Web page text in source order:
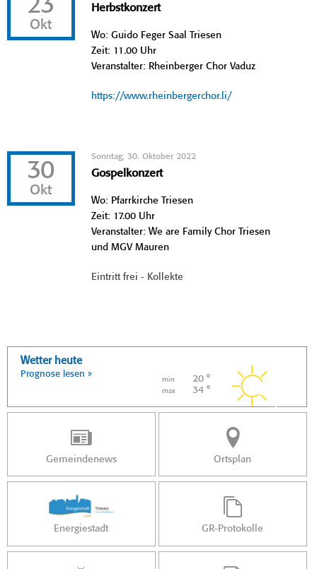
23
Okt
Herbstkonzert
Wo: Guido Feger Saal Triesen
Zeit: 11.00 Uhr
Veranstalter: Rheinberger Chor Vaduz
https://www.rheinbergerchor.li/
30
Okt
Sonntag, 30. Oktober 2022
Gospelkonzert
Wo: Pfarrkirche Triesen
Zeit: 17.00 Uhr
Veranstalter: We are Family Chor Triesen
und MGV Mauren
Eintritt frei - Kollekte
Wetter heute
Prognose lesen »
min 20 °
max 34 °
Gemeindenews Ortsplan
Energiestadt GR-Protokolle